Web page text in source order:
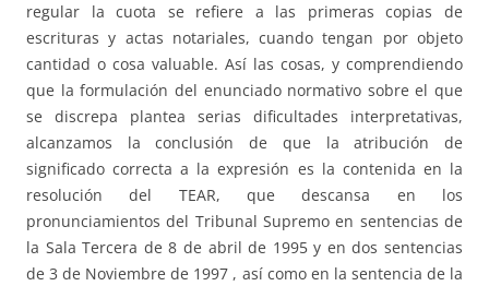
regular la cuota se refiere a las primeras copias de
escrituras y actas notariales, cuando tengan por objeto
cantidad o cosa valuable. Así las cosas, y comprendiendo
que la formulación del enunciado normativo sobre el que
se discrepa plantea serias dificultades interpretativas,
alcanzamos la conclusión de que la atribución de
significado correcta a la expresión es la contenida en la
resolución del TEAR, que descansa en los
pronunciamientos del Tribunal Supremo en sentencias de
la Sala Tercera de 8 de abril de 1995 y en dos sentencias
de 3 de Noviembre de 1997 , así como en la sentencia de la